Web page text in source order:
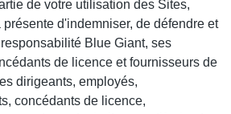
de votre utilisation des Sites,
d'indemniser, de défendre et
Blue Giant, ses
de licence et fournisseurs de
dirigeants, employés,
concédants de licence,